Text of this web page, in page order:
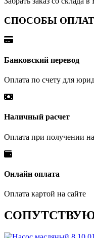
СПОСОБЫ
Банковский перевод
Оплата по счету для
Наличный расчет
Оплата при получении
Онлайн оплата
Оплата картой на сайте